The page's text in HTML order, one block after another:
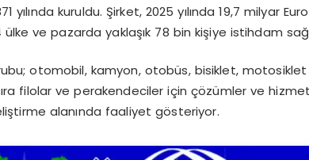
yılında kuruldu. Şirket, 2025 yılında 19,7 milyar
ve pazarda yaklaşık 78 bin kişiye istihdam
otomobil, kamyon, otobüs, bisiklet, motosiklet
filolar ve perakendeciler için çözümler ve
alanında faaliyet gösteriyor.